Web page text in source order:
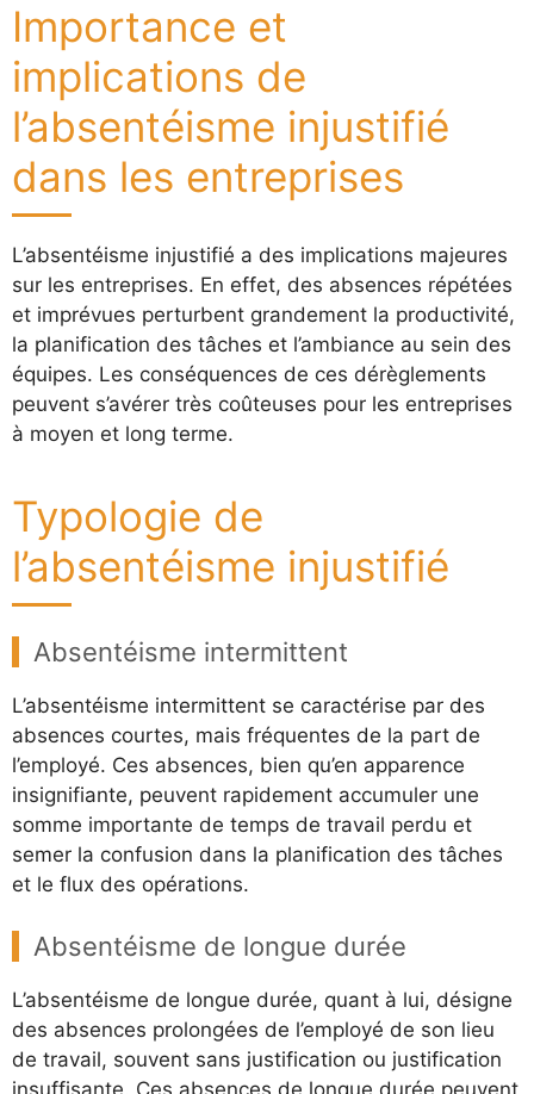
Importance et
implications de
l’absentéisme injustifié
dans les entreprises
L’absentéisme injustifié a des implications majeures
sur les entreprises. En effet, des absences répétées
et imprévues perturbent grandement la productivité,
la planification des tâches et l’ambiance au sein des
équipes. Les conséquences de ces dérèglements
peuvent s’avérer très coûteuses pour les entreprises
à moyen et long terme.
Typologie de
l’absentéisme injustifié
Absentéisme intermittent
L’absentéisme intermittent se caractérise par des
absences courtes, mais fréquentes de la part de
l’employé. Ces absences, bien qu’en apparence
insignifiante, peuvent rapidement accumuler une
somme importante de temps de travail perdu et
semer la confusion dans la planification des tâches
et le flux des opérations.
Absentéisme de longue durée
L’absentéisme de longue durée, quant à lui, désigne
des absences prolongées de l’employé de son lieu
de travail, souvent sans justification ou justification
insuffisante. Ces absences de longue durée peuvent